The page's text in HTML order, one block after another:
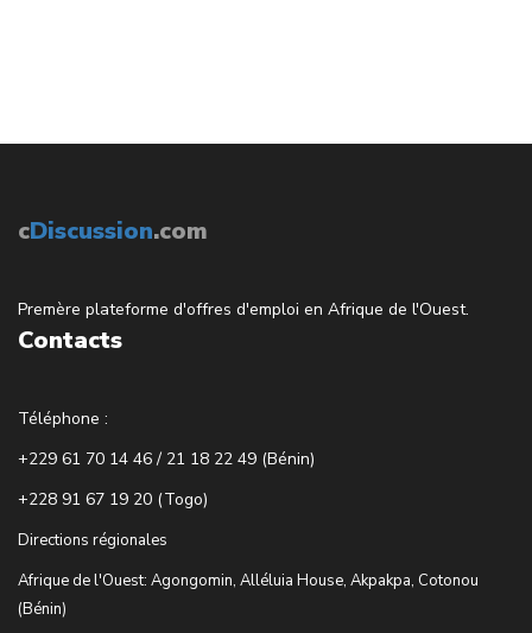
cDiscussion.com
Premère plateforme d'offres d'emploi en Afrique de l'Ouest.
Contacts
Téléphone :
+229 61 70 14 46 / 21 18 22 49 (Bénin)
+228 91 67 19 20 (Togo)
Directions régionales
Afrique de l'Ouest: Agongomin, Alléluia House, Akpakpa, Cotonou
(Bénin)